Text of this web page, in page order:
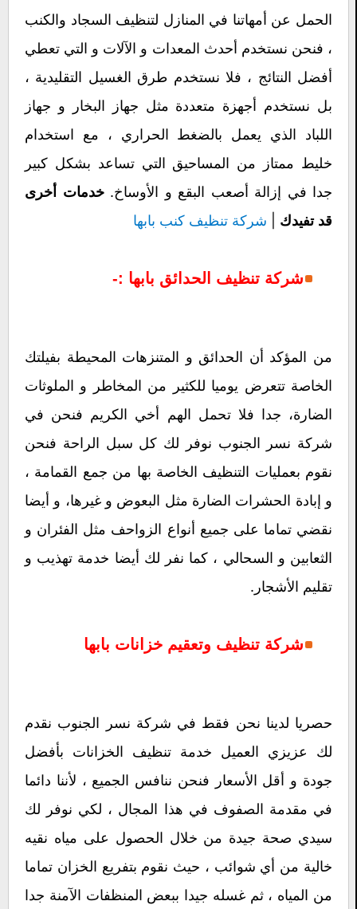
الحمل عن أمهاتنا في المنازل لتنظيف السجاد والكنب
، فنحن نستخدم أحدث المعدات و الآلات و التي تعطي
أفضل النتائج ، فلا نستخدم طرق الغسيل التقليدية ،
بل نستخدم أجهزة متعددة مثل جهاز البخار و جهاز
اللباد الذي يعمل بالضغط الحراري ، مع استخدام
خليط ممتاز من المساحيق التي تساعد بشكل كبير
جدا في إزالة أصعب البقع و الأوساخ.خدمات أخرى
قد تفيدك
شركة تنظيف كنب بابها
شركة تنظيف الحدائق بابها :-
من المؤكد أن الحدائق و المتنزهات المحيطة بفيلتك
الخاصة تتعرض يوميا للكثير من المخاطر و الملوثات
الضارة، جدا فلا تحمل الهم أخي الكريم فنحن في
شركة نسر الجنوب نوفر لك كل سبل الراحة فنحن
نقوم بعمليات التنظيف الخاصة بها من جمع القمامة ،
و إبادة الحشرات الضارة مثل البعوض و غيرها، و أيضا
نقضي تماما على جميع أنواع الزواحف مثل الفئران و
الثعابين و السحالي ، كما نفر لك أيضا خدمة تهذيب و
تقليم الأشجار.
شركة تنظيف وتعقيم خزانات بابها
حصريا لدينا نحن فقط في شركة نسر الجنوب نقدم
لك عزيزي العميل خدمة تنظيف الخزانات بأفضل
جودة و أقل الأسعار فنحن ننافس الجميع ، لأننا دائما
في مقدمة الصفوف في هذا المجال ، لكي نوفر لك
سيدي صحة جيدة من خلال الحصول على مياه نقيه
خالية من أي شوائب ، حيث نقوم بتفريع الخزان تماما
من المياه ، ثم غسله جيدا ببعض المنظفات الآمنة جدا